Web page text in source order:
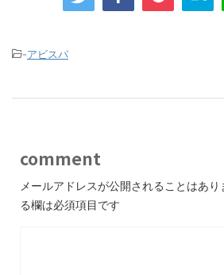
-アビスパ
comment
メールアドレスが公開されることはあり
る欄は必須項目です